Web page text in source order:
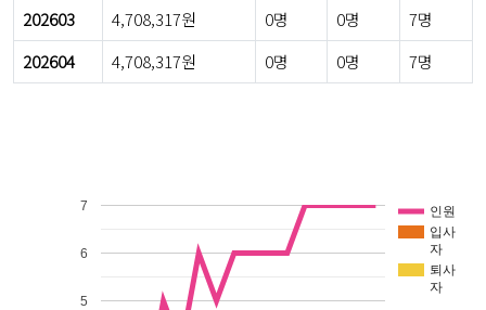
202603
4,708,317원 0명 0명
7명
202604
4,708,317원 0명 0명 7명
인원
입사
자
퇴사
자
5
6
7